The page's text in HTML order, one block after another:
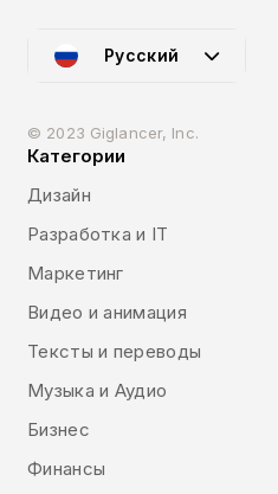
Русский
© 2023 Giglancer, Inc.
Категории
Дизайн
Разработка и IT
Маркетинг
Видео и анимация
Тексты и переводы
Музыка и Аудио
Бизнес
Финансы